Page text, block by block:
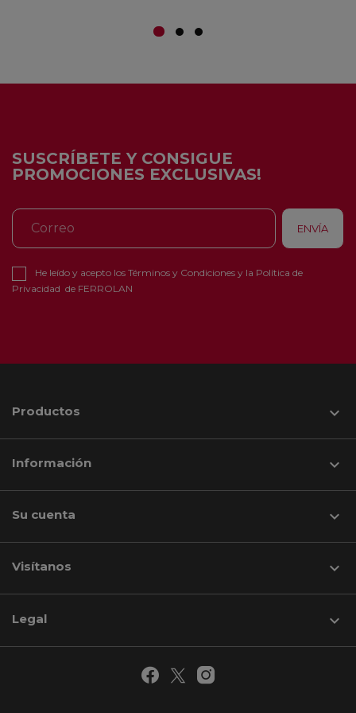
SUSCRÍBETE Y CONSIGUE
PROMOCIONES EXCLUSIVAS!
He leído y acepto los Términos y Condiciones y la Política de
Privacidad de FERROLAN
Productos 
Información 
Su cuenta 
Visítanos keyboard_arrow_down
Legal 